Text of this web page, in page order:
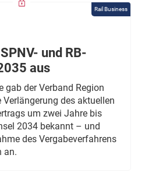
Rail Business
und RB-
aus
gab der Verband Region
des aktuellen
um zwei Jahre bis
2034 bekannt – und
des Vergabeverfahrens
an.